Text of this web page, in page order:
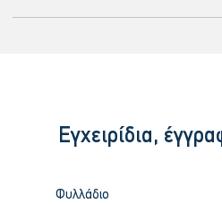
Εγχειρίδια,
Φυλλάδιο